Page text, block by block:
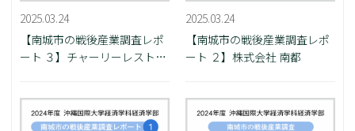
2025.03.24
【南城市の戦後産業調査レポ
ート ３】チャーリーレストラ
2025.03.24
【南城市の戦後産業調査レポ
ート ２】株式会社 南都